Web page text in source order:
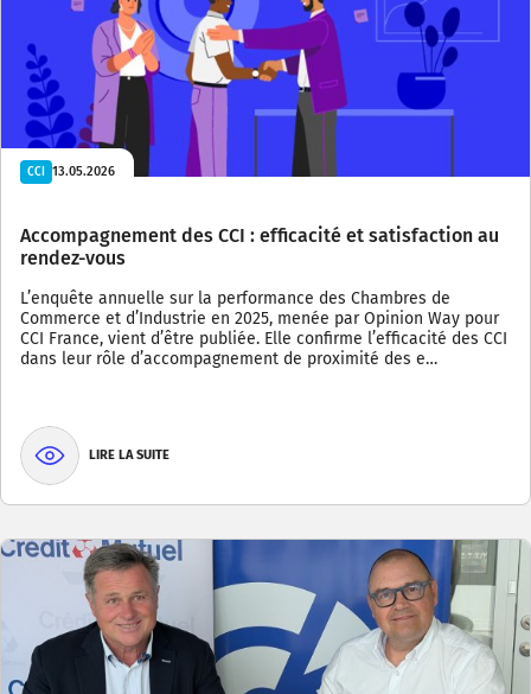
CCI 13.05.2026
Accompagnement des CCI : efficacité et satisfaction au
rendez-vous
L’enquête annuelle sur la performance des Chambres de
Commerce et d’Industrie en 2025, menée par Opinion Way pour
CCI France, vient d’être publiée. Elle confirme l’efficacité des CCI
dans leur rôle d’accompagnement de proximité des e…
LIRE LA SUITE